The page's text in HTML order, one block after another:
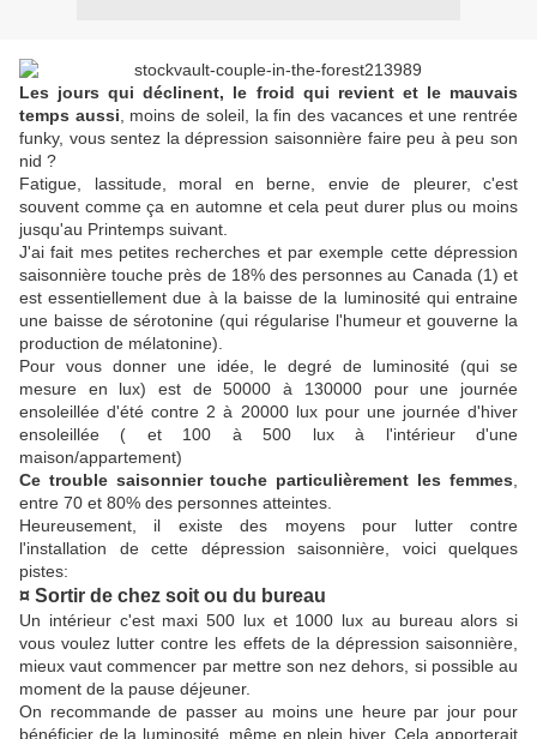
Les jours qui déclinent, le froid qui revient et le mauvais
temps aussi , moins de soleil, la fin des vacances et une rentrée
funky, vous sentez la dépression saisonnière faire peu à peu son
nid ?
Fatigue, lassitude, moral en berne, envie de pleurer, c'est
souvent comme ça en automne et cela peut durer plus ou moins
jusqu'au Printemps suivant.
J'ai fait mes petites recherches et par exemple cette dépression
saisonnière touche près de 18% des personnes au Canada (1) et
est essentiellement due à la baisse de la luminosité qui entraine
une baisse de sérotonine (qui régularise l'humeur et gouverne la
production de mélatonine).
Pour vous donner une idée, le degré de luminosité (qui se
mesure en lux) est de 50000 à 130000 pour une journée
ensoleillée d'été contre 2 à 20000 lux pour une journée d'hiver
ensoleillée ( et 100 à 500 lux à l'intérieur d'une
maison/appartement)
Ce trouble saisonnier touche particulièrement les femmes
entre 70 et 80% des personnes atteintes.
Heureusement, il existe des moyens pour lutter contre
l'installation de cette dépression saisonnière, voici quelques
pistes:
¤ Sortir de chez soit ou du bureau
Un intérieur c'est maxi 500 lux et 1000 lux au bureau alors si
vous voulez lutter contre les effets de la dépression saisonnière,
mieux vaut commencer par mettre son nez dehors, si possible au
moment de la pause déjeuner.
On recommande de passer au moins une heure par jour pour
bénéficier de la luminosité, même en plein hiver. Cela apporterait